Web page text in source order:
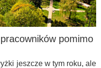
pomimo
jeszcze w tym roku, ale